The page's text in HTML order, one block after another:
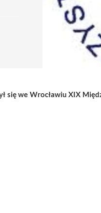
się we Wrocławiu XIX